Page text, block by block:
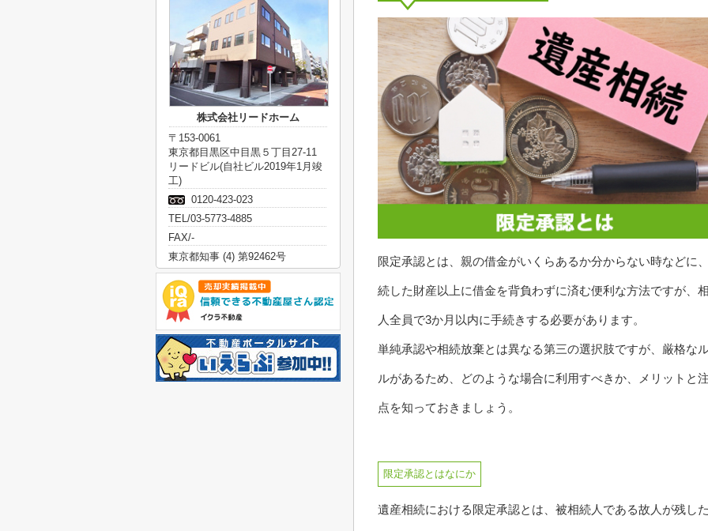
限定承認とは、親の借金がいくらあるか分からない時などに
続した財産以上に借金を背負わずに済む便利な方法ですが、
人全員で3か月以内に手続きする必要があります。
単純承認や相続放棄とは異なる第三の選択肢ですが、厳格な
ルがあるため、どのような場合に利用すべきか、メリットと
点を知っておきましょう。
限定承認とはなにか
遺産相続における限定承認とは、被相続人である故人が残し
株式会社リードホーム
〒153-0061
東京都目黒区中目黒５丁目27-11
リードビル(自社ビル2019年1月竣
工)
0120-423-023
TEL/03-5773-4885
FAX/-
東京都知事 (4) 第92462号